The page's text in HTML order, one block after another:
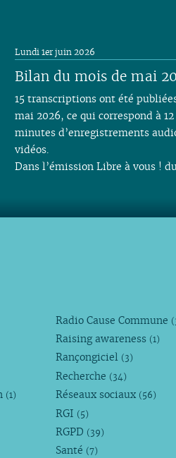
Bilan du mois de mai
Lundi 1er juin 2026
15 transcriptions ont été
mai 2026, ce qui correspond à
minutes d’enregistrements
vidéos.
Dans l’émission Libre à vous !
(1)
Radio Cause Commune
Raising awareness (1)
Rançongiciel (3)
Recherche (34)
Réseaux sociaux (56)
RGI (5)
RGPD (39)
Santé (7)